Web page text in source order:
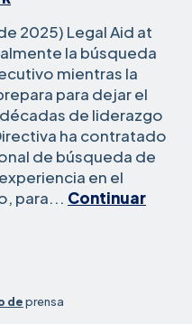
2025) Legal Aid at
la búsqueda
mientras la
para dejar el
de liderazgo
ha contratado
de búsqueda de
en el
para... Continuar
deprensa